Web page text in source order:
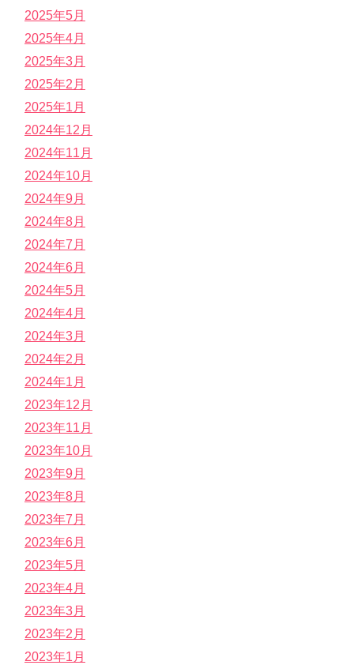
2025年5月
2025年4月
2025年3月
2025年2月
2025年1月
2024年12月
2024年11月
2024年10月
2024年9月
2024年8月
2024年7月
2024年6月
2024年5月
2024年4月
2024年3月
2024年2月
2024年1月
2023年12月
2023年11月
2023年10月
2023年9月
2023年8月
2023年7月
2023年6月
2023年5月
2023年4月
2023年3月
2023年2月
2023年1月